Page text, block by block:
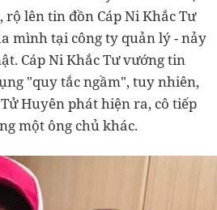
lên tin đồn Cáp Ni Khắc Tư
mình tại công ty quản lý - nảy
Cáp Ni Khắc Tư vướng tin
"quy tắc ngầm", tuy nhiên,
Huyên phát hiện ra, cô tiếp
một ông chủ khác.